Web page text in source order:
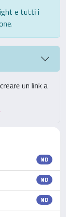
e tutti i
un link a
ND
ND
ND